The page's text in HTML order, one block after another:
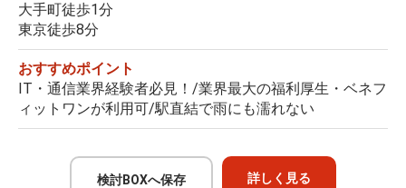
大手町徒歩1分
東京徒歩8分
おすすめポイント
IT・通信業界経験者必見！/業界最大の福利厚生・ベネフ
ィットワンが利用可/駅直結で雨にも濡れない
検討BOXへ保存 詳しく見る